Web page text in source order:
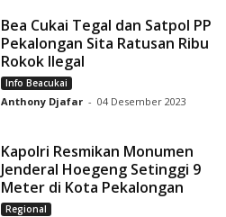
Bea Cukai Tegal dan Satpol PP
Pekalongan Sita Ratusan Ribu
Rokok Ilegal
Info Beacukai
Anthony Djafar - 04 Desember 2023
Kapolri Resmikan Monumen
Jenderal Hoegeng Setinggi 9
Meter di Kota Pekalongan
Regional